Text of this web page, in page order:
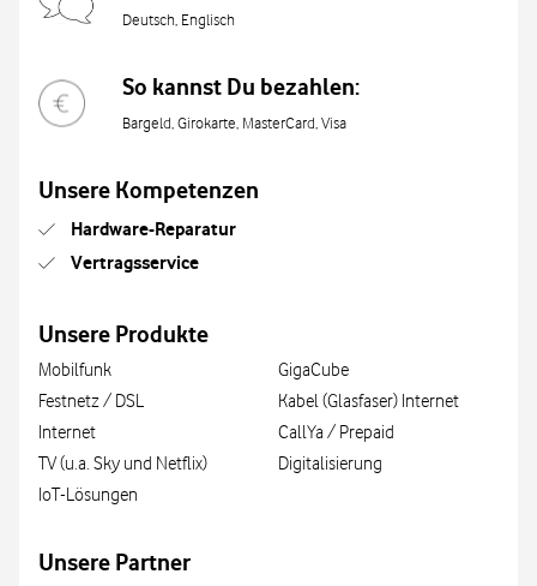
Deutsch, Englisch
So kannst Du bezahlen:
Bargeld, Girokarte, MasterCard, Visa
Unsere Kompetenzen
Hardware-Reparatur
Vertragsservice
Unsere Produkte
Mobilfunk
Festnetz / DSL
Internet
TV (u.a. Sky und Netflix)
IoT-Lösungen
GigaCube
Kabel (Glasfaser) Internet
CallYa / Prepaid
Digitalisierung
Unsere Partner